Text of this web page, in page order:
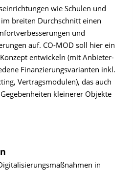
wie Schulen und
breiten Durchschnitt einen
und
auf. CO-MOD soll hier ein
entwickeln (mit Anbieter-
Finanzierungsvarianten inkl.
Vertragsmodulen), das auch
kleinerer Objekte
in